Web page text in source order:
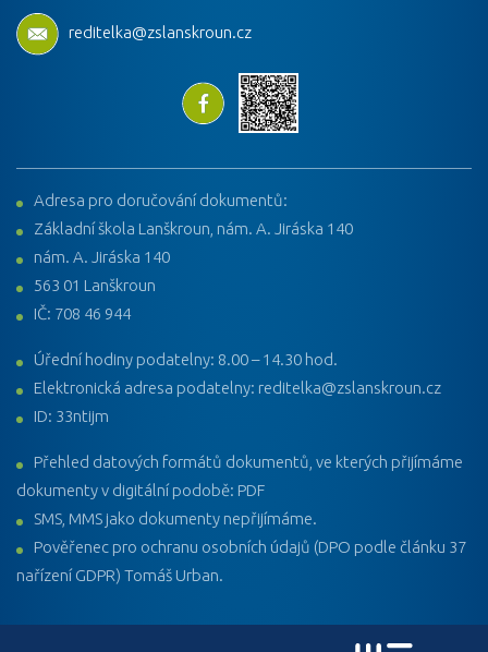
reditelka@zslanskroun.cz
Adresa pro doručování dokumentů:
Základní škola Lanškroun, nám. A. Jiráska 140
nám. A. Jiráska 140
563 01 Lanškroun
IČ: 708 46 944
Úřední hodiny podatelny: 8.00 – 14.30 hod.
Elektronická adresa podatelny: reditelka@zslanskroun.cz
ID: 33ntijm
Přehled datových formátů dokumentů, ve kterých přijímáme
dokumenty v digitální podobě: PDF
SMS, MMS jako dokumenty nepřijímáme.
Pověřenec pro ochranu osobních údajů (DPO podle článku 37
nařízení GDPR) Tomáš Urban.